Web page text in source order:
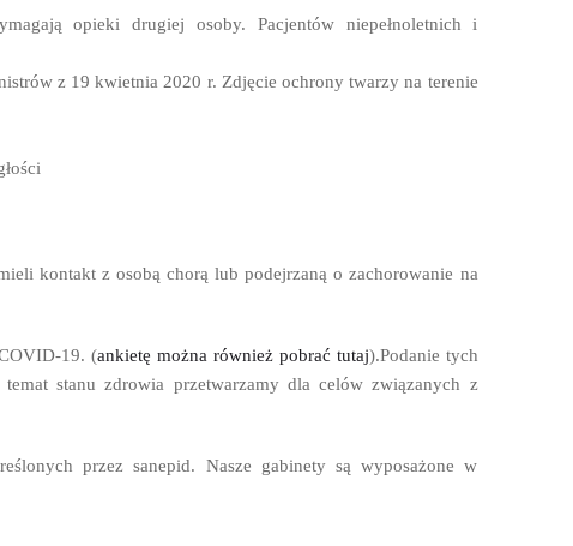
opieki drugiej osoby. Pacjentów niepełnoletnich i
z 19 kwietnia 2020 r. Zdjęcie ochrony twarzy na terenie
kontakt z osobą chorą lub podejrzaną o zachorowanie na
19. (ankietę można również pobrać tutaj).Podanie tych
stanu zdrowia przetwarzamy dla celów związanych z
przez sanepid. Nasze gabinety są wyposażone w